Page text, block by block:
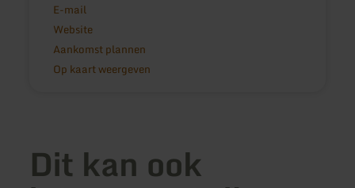
E-mail
Website
Aankomst plannen
Op kaart weergeven
Dit kan ook